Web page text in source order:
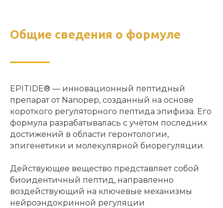
Общие сведения о формуле
EPITIDE® — инновационный пептидный
препарат от Nanopep, созданный на основе
короткого регуляторного пептида эпифиза. Его
формула разрабатывалась с учётом последних
достижений в области геронтологии,
эпигенетики и молекулярной биорегуляции.
Действующее вещество представляет собой
биоидентичный пептид, направленно
воздействующий на ключевые механизмы
нейроэндокринной регуляции